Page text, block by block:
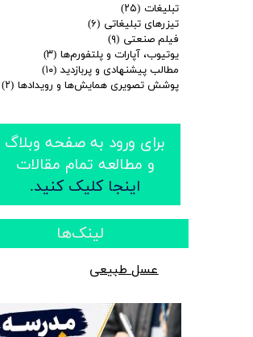
تبلیغات (۲۵)
تیزرهای تبلیغاتی (۶)
فیلم صنعتی (۹)
یوتیوب، آپارات و پلتفورم‌ها (۳)
مطالب پیشنهادی و پربازدید (۱۰)
پوشش تصویری همایش‌ها و رویدادها (۲)
​​برای ورود به صفحه وبلاگ
و مطالعه تمام مقالات
اینجا کلیک کنید.
​لینک‌ها
عسل طبیعی